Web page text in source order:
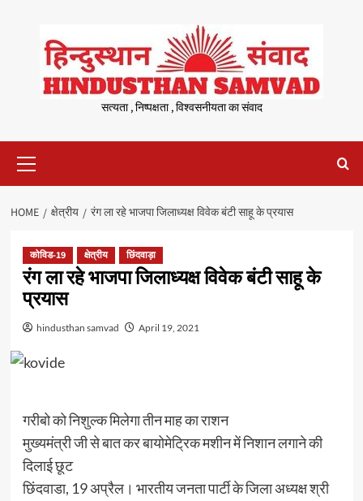
content
सत्यता , निष्पक्षता , विश्वसनीयता का संवाद
Menu
HOME क्षेत्रीय रंग ला रहे भाजपा जिलाध्यक्ष विवेक बंटी साहू के प्रयास
कोविड-19 क्षेत्रीय छिंदवाड़ा
रंग ला रहे भाजपा जिलाध्यक्ष विवेक बंटी साहू के
प्रयास
hindusthan samvad April 19, 2021
गरीबो को निशुल्क मिलेगा तीन माह का राशन
मुख्यमंत्री जी से बात कर बायोमेट्रिक मशीन में निशान लगाने की
दिलाई छूट
छिंदवाडा, 19 अप्रैल। भारतीय जनता पार्टी के जिला अध्यक्ष श्री